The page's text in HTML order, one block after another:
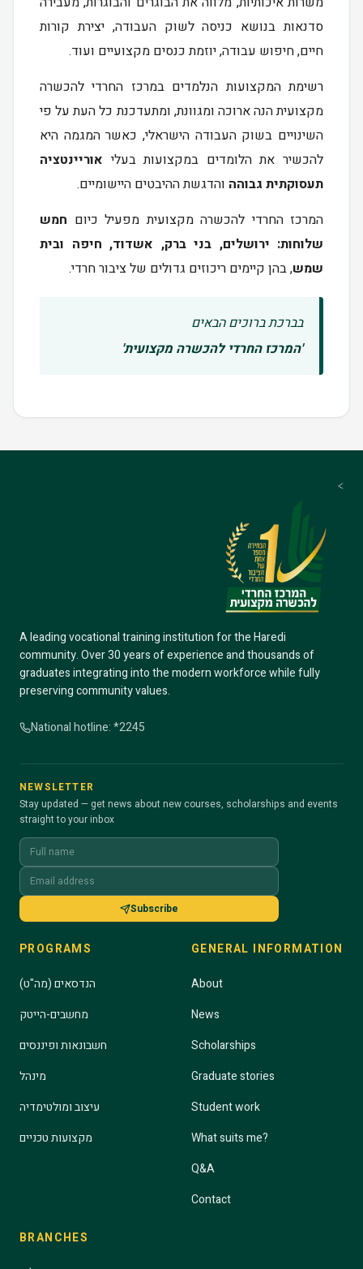
סדנאות בנושא כניסה לשוק העבודה, יצירת קורות
חיים, חיפוש עבודה, יוזמת כנסים מקצועיים ועוד.
רשימת המקצועות הנלמדים במרכז החרדי להכשרה
מקצועית הנה ארוכה ומגוונת, ומתעדכנת כל העת על פי
השינויים בשוק העבודה הישראלי, כאשר המגמה היא
להכשיר את הלומדים במקצועות בעלי אוריינטציה
תעסוקתית גבוהה והדגשת ההיבטים היישומיים.
המרכז החרדי להכשרה מקצועית מפעיל כיום חמש
שלוחות: ירושלים, בני ברק, אשדוד, חיפה ובית
שמש, בהן קיימים ריכוזים גדולים של ציבור חרדי.
בברכת ברוכים הבאים
'המרכז החרדי להכשרה מקצועית'
A leading vocational training institution for the Haredi
community. Over 30 years of experience and thousands of
graduates integrating into the modern workforce while fully
preserving community values.
National hotline: *2245
NEWSLETTER
Stay updated — get news about new courses, scholarships and events
straight to your inbox
Subscribe
PROGRAMS
הנדסאים (מה"ט)
מחשבים-הייטק
חשבונאות ופיננסים
מינהל
עיצוב ומולטימדיה
מקצועות טכניים
GENERAL INFORMATION
About
News
Scholarships
Graduate stories
Student work
What suits me?
Q&A
Contact
BRANCHES